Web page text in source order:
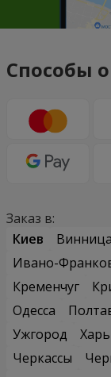
Способы
Заказ в:
Киев
Винница
Ивано-
Кременчуг
Одесса
Ужгород
Черкассы